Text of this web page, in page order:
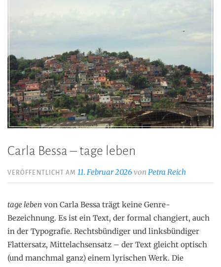
Carla Bessa – tage leben
VERÖFFENTLICHT AM11. Februar 2026 vonPetra Reich
tage leben von Carla Bessa trägt keine Genre-
Bezeichnung. Es ist ein Text, der formal changiert, auch
in der Typografie. Rechtsbündiger und linksbündiger
Flattersatz, Mittelachsensatz – der Text gleicht optisch
(und manchmal ganz) einem lyrischen Werk. Die